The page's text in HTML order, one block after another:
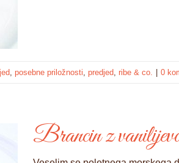
, posebne priložnosti, predjed, ribe & co. 0
Brancin z